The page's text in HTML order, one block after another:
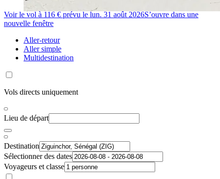
Voir le vol à 116 € prévu le lun. 31 août 2026S’ouvre dans une
nouvelle fenêtre
Aller-retour
Aller simple
Multidestination
Vols directs uniquement
Lieu de départ
Destination
Sélectionner des dates
Voyageurs et classe